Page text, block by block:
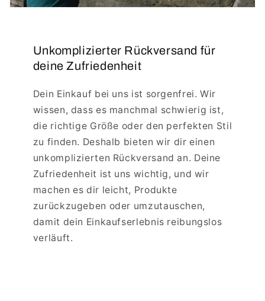
Unkomplizierter Rückversand für
deine Zufriedenheit
Dein Einkauf bei uns ist sorgenfrei. Wir
wissen, dass es manchmal schwierig ist,
die richtige Größe oder den perfekten Stil
zu finden. Deshalb bieten wir dir einen
unkomplizierten Rückversand an. Deine
Zufriedenheit ist uns wichtig, und wir
machen es dir leicht, Produkte
zurückzugeben oder umzutauschen,
damit dein Einkaufserlebnis reibungslos
verläuft.